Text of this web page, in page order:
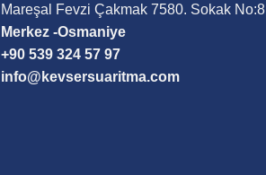
Mareşal Fevzi Çakmak 7580. Sokak No:8
Merkez -Osmaniye
+90 539 324 57 97
info@kevsersuaritma.com